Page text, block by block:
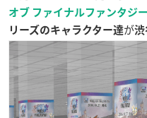
オブ ファイナルファンタジー
リーズのキャラクター達が渋